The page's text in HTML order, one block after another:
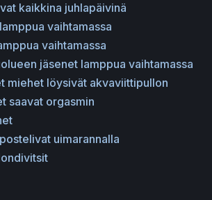
kaikkina juhlapäivinä
vaihtamassa
vaihtamassa
jäsenet lamppua vaihtamassa
miehet löysivät akvaviittipullon
saavat orgasmin
uimarannalla